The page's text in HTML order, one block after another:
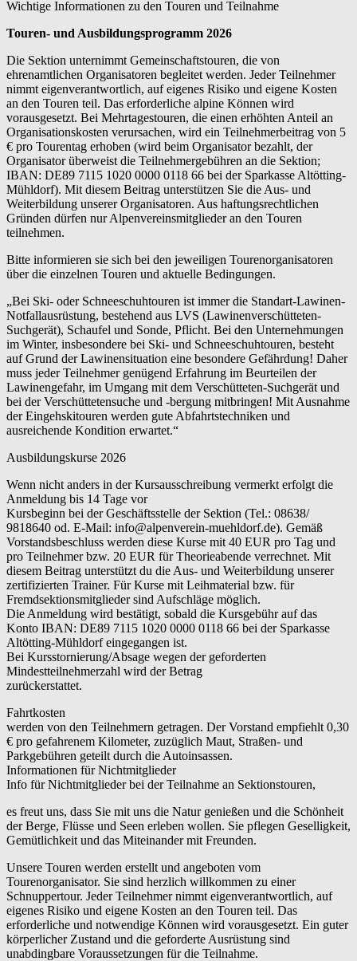
Wichtige Informationen zu den Touren und Teilnahme
Touren- und Ausbildungsprogramm 2026
Die Sektion unternimmt Gemeinschaftstouren, die von
ehrenamtlichen Organisatoren begleitet werden. Jeder Teilnehmer
nimmt eigenverantwortlich, auf eigenes Risiko und eigene Kosten
an den Touren teil. Das erforderliche alpine Können wird
vorausgesetzt. Bei Mehrtagestouren, die einen erhöhten Anteil an
Organisationskosten verursachen, wird ein Teilnehmerbeitrag von 5
€ pro Tourentag erhoben (wird beim Organisator bezahlt, der
Organisator überweist die Teilnehmergebühren an die Sektion;
IBAN: DE89 7115 1020 0000 0118 66 bei der Sparkasse Altötting-
Mühldorf). Mit diesem Beitrag unterstützen Sie die Aus- und
Weiterbildung unserer Organisatoren. Aus haftungsrechtlichen
Gründen dürfen nur Alpenvereinsmitglieder an den Touren
teilnehmen.
Bitte informieren sie sich bei den jeweiligen Tourenorganisatoren
über die einzelnen Touren und aktuelle Bedingungen.
„Bei Ski- oder Schneeschuhtouren ist immer die Standart-Lawinen-
Notfallausrüstung, bestehend aus LVS (Lawinenverschütteten-
Suchgerät), Schaufel und Sonde, Pflicht. Bei den Unternehmungen
im Winter, insbesondere bei Ski- und Schneeschuhtouren, besteht
auf Grund der Lawinensituation eine besondere Gefährdung! Daher
muss jeder Teilnehmer genügend Erfahrung im Beurteilen der
Lawinengefahr, im Umgang mit dem Verschütteten-Suchgerät und
bei der Verschüttetensuche und -bergung mitbringen! Mit Ausnahme
der Eingehskitouren werden gute Abfahrtstechniken und
ausreichende Kondition erwartet.“
Ausbildungskurse 2026
Wenn nicht anders in der Kursausschreibung vermerkt erfolgt die
Anmeldung bis 14 Tage vor
Kursbeginn bei der Geschäftsstelle der Sektion (Tel.: 08638/
9818640 od. E-Mail: info@alpenverein-muehldorf.de). Gemäß
Vorstandsbeschluss werden diese Kurse mit 40 EUR pro Tag und
pro Teilnehmer bzw. 20 EUR für Theorieabende verrechnet. Mit
diesem Beitrag unterstützt du die Aus- und Weiterbildung unserer
zertifizierten Trainer. Für Kurse mit Leihmaterial bzw. für
Fremdsektionsmitglieder sind Aufschläge möglich.
Die Anmeldung wird bestätigt, sobald die Kursgebühr auf das
Konto IBAN: DE89 7115 1020 0000 0118 66 bei der Sparkasse
Altötting-Mühldorf eingegangen ist.
Bei Kursstornierung/Absage wegen der geforderten
Mindestteilnehmerzahl wird der Betrag
zurückerstattet.
Fahrtkosten
werden von den Teilnehmern getragen. Der Vorstand empfiehlt 0,30
€ pro gefahrenem Kilometer, zuzüglich Maut, Straßen- und
Parkgebühren geteilt durch die Autoinsassen.
Informationen für Nichtmitglieder
Info für Nichtmitglieder bei der Teilnahme an Sektionstouren,
es freut uns, dass Sie mit uns die Natur genießen und die Schönheit
der Berge, Flüsse und Seen erleben wollen. Sie pflegen Geselligkeit,
Gemütlichkeit und das Miteinander mit Freunden.
Unsere Touren werden erstellt und angeboten vom
Tourenorganisator. Sie sind herzlich willkommen zu einer
Schnuppertour. Jeder Teilnehmer nimmt eigenverantwortlich, auf
eigenes Risiko und eigene Kosten an den Touren teil. Das
erforderliche und notwendige Können wird vorausgesetzt. Ein guter
körperlicher Zustand und die geforderte Ausrüstung sind
unabdingbare Voraussetzungen für die Teilnahme.